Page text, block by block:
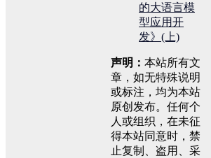
的大语言模
型应用开
发》(上)
声明： 本站所有文
章，如无特殊说明
或标注，均为本站
原创发布。任何个
人或组织，在未征
得本站同意时，禁
止复制、盗用、采